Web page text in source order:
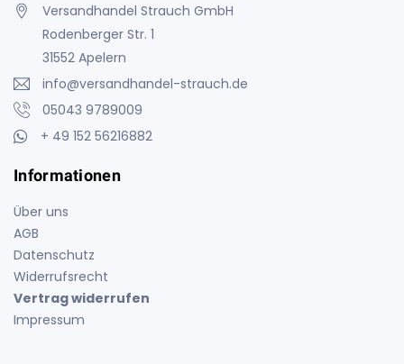
Versandhandel Strauch GmbH
Rodenberger Str. 1
31552 Apelern
info@versandhandel-strauch.de
05043 9789009
+ 49 152 56216882
Informationen
Über uns
AGB
Datenschutz
Widerrufsrecht
Vertrag widerrufen
Impressum